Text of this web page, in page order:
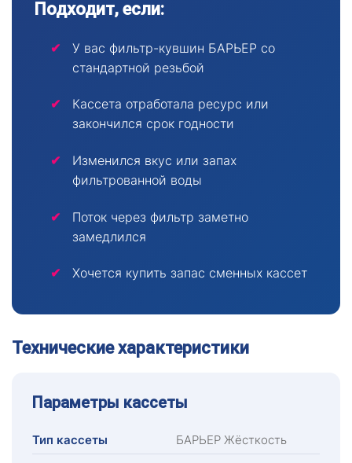
Подходит, если:
У вас фильтр-кувшин БАРЬЕР со
стандартной резьбой
Кассета отработала ресурс или
закончился срок годности
Изменился вкус или запах
фильтрованной воды
Поток через фильтр заметно
замедлился
Хочется купить запас сменных кассет
Технические характеристики
Параметры кассеты
Тип кассеты
БАРЬЕР Жёсткость